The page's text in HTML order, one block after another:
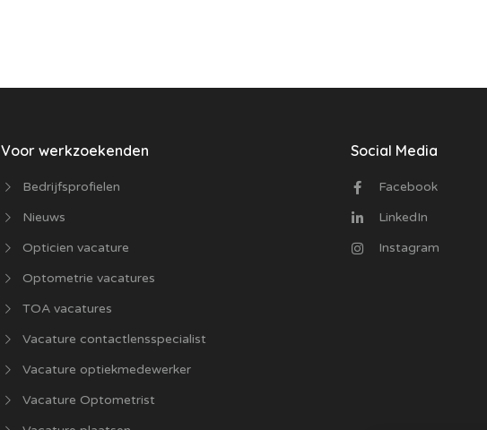
Voor werkzoekenden
Bedrijfsprofielen
Nieuws
Opticien vacature
Optometrie vacatures
TOA vacatures
Vacature contactlensspecialist
Vacature optiekmedewerker
Vacature Optometrist
Social Media
Facebook
LinkedIn
Instagram